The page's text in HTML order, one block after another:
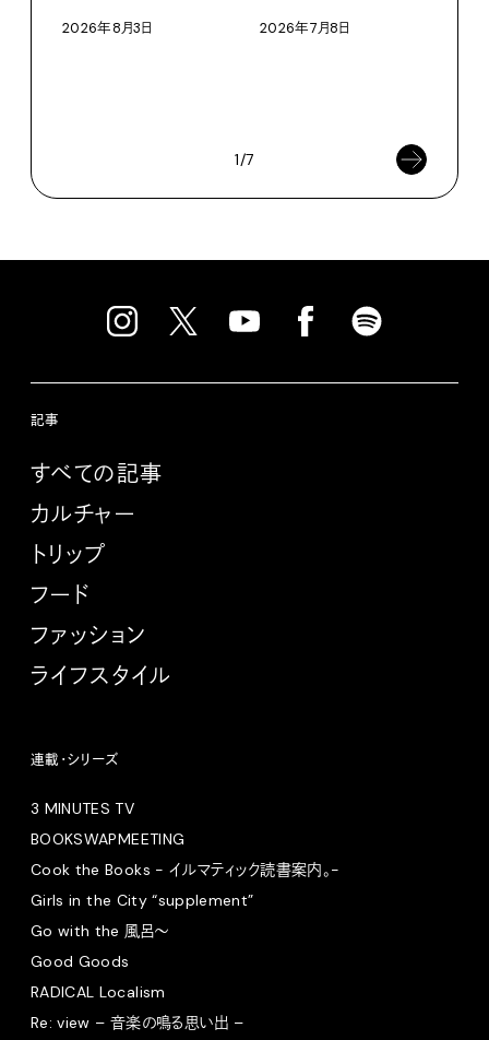
2026年8月3日
2026年7月8日
1/7
記事
すべての記事
カルチャー
トリップ
フード
ファッション
ライフスタイル
連載・シリーズ
3 MINUTES TV
BOOKSWAPMEETING
Cook the Books - イルマティック読書案内。-
Girls in the City “supplement”
Go with the 風呂〜
Good Goods
RADICAL Localism
Re: view – 音楽の鳴る思い出 –